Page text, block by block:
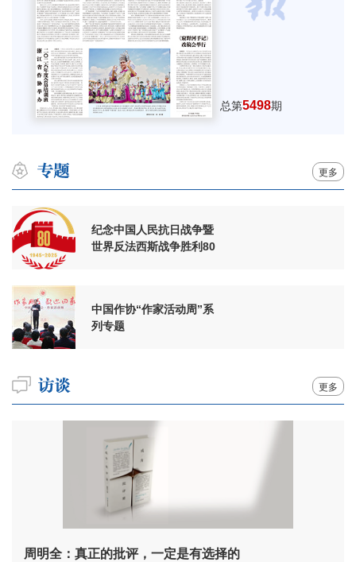
总第5498期
更多
纪念中国人民抗日战争暨
世界反法西斯战争胜利80
中国作协“作家活动周”系
列专题
更多
周明全：真正的批评，一定是有选择的